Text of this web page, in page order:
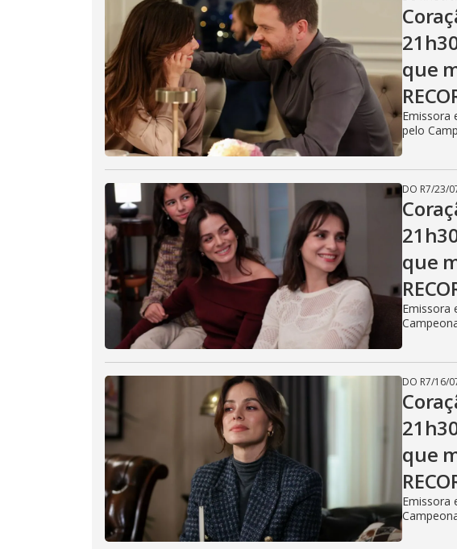
i
d
e
o
que
Emissora
pelo
DO R7/23/
que
Emissora
DO R7/16/
que
Emissora